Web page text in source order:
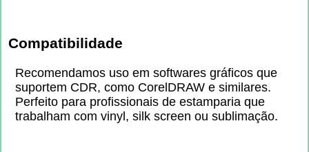
Compatibilidade
Recomendamos uso em softwares gráficos que
suportem CDR, como CorelDRAW e similares.
Perfeito para profissionais de estamparia que
trabalham com vinyl, silk screen ou sublimação.